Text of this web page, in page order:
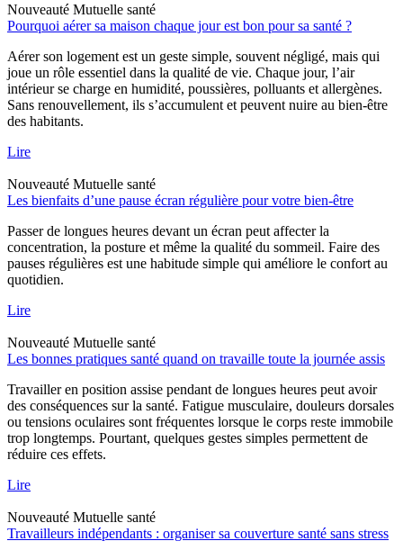
Nouveauté Mutuelle santé
Pourquoi aérer sa maison chaque jour est bon pour sa santé ?
Aérer son logement est un geste simple, souvent négligé, mais qui
joue un rôle essentiel dans la qualité de vie. Chaque jour, l’air
intérieur se charge en humidité, poussières, polluants et allergènes.
Sans renouvellement, ils s’accumulent et peuvent nuire au bien-être
des habitants.
Lire
Nouveauté Mutuelle santé
Les bienfaits d’une pause écran régulière pour votre bien-être
Passer de longues heures devant un écran peut affecter la
concentration, la posture et même la qualité du sommeil. Faire des
pauses régulières est une habitude simple qui améliore le confort au
quotidien.
Lire
Nouveauté Mutuelle santé
Les bonnes pratiques santé quand on travaille toute la journée assis
Travailler en position assise pendant de longues heures peut avoir
des conséquences sur la santé. Fatigue musculaire, douleurs dorsales
ou tensions oculaires sont fréquentes lorsque le corps reste immobile
trop longtemps. Pourtant, quelques gestes simples permettent de
réduire ces effets.
Lire
Nouveauté Mutuelle santé
Travailleurs indépendants : organiser sa couverture santé sans stress